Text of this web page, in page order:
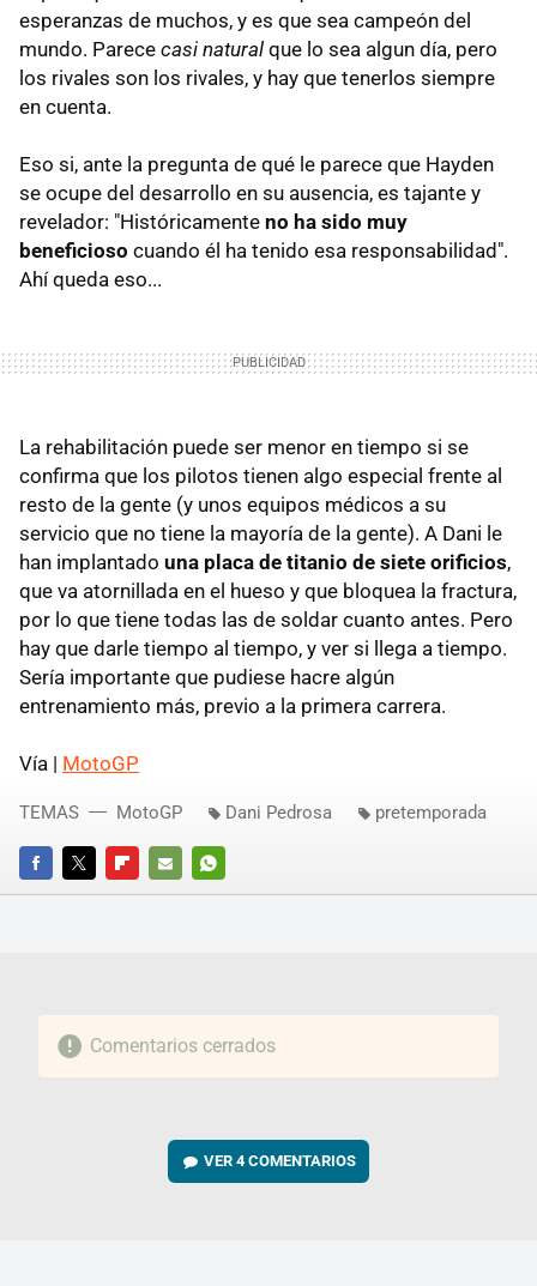
esperanzas de muchos, y es que sea campeón del
mundo. Parece casi natural que lo sea algun día, pero
los rivales son los rivales, y hay que tenerlos siempre
en cuenta.
Eso si, ante la pregunta de qué le parece que Hayden
se ocupe del desarrollo en su ausencia, es tajante y
revelador: "Históricamente no ha sido muy
beneficioso cuando él ha tenido esa responsabilidad".
Ahí queda eso...
La rehabilitación puede ser menor en tiempo si se
confirma que los pilotos tienen algo especial frente al
resto de la gente (y unos equipos médicos a su
servicio que no tiene la mayoría de la gente). A Dani le
han implantado una placa de titanio de siete orificios,
que va atornillada en el hueso y que bloquea la fractura,
por lo que tiene todas las de soldar cuanto antes. Pero
hay que darle tiempo al tiempo, y ver si llega a tiempo.
Sería importante que pudiese hacre algún
entrenamiento más, previo a la primera carrera.
Vía | MotoGP
FACEBOOKTWITTERFLIPBOARD
E-
WHATSAPP
TEMAS MotoGP Dani Pedrosa pretemporada
Comentarios cerrados
VER4 COMENTARIOS